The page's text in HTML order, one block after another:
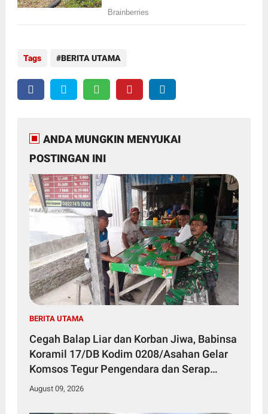
Tags BERITA UTAMA
ANDA MUNGKIN MENYUKAI
POSTINGAN INI
BERITA UTAMA
Cegah Balap Liar dan Korban Jiwa, Babinsa
Koramil 17/DB Kodim 0208/Asahan Gelar
Komsos Tegur Pengendara dan Serap
Informasi Warga
August 09, 2026